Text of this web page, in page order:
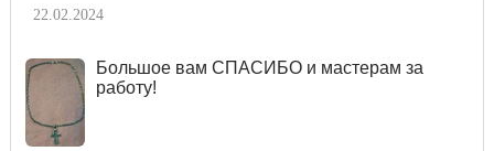
22.02.2024
Большое вам СПАСИБО и мастерам за
работу!